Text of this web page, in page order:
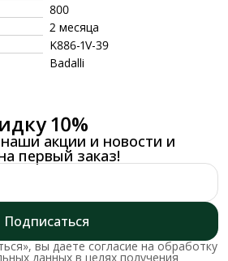
800
2 месяца
K886-1V-39
Badalli
10%
акции и новости и
первый заказ!
Подписаться
вы даете согласие на обработку
данных в целях получения